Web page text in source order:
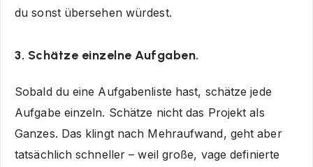
du sonst übersehen würdest.
3. Schätze einzelne Aufgaben.
Sobald du eine Aufgabenliste hast, schätze jede
Aufgabe einzeln. Schätze nicht das Projekt als
Ganzes. Das klingt nach Mehraufwand, geht aber
tatsächlich schneller – weil große, vage definierte